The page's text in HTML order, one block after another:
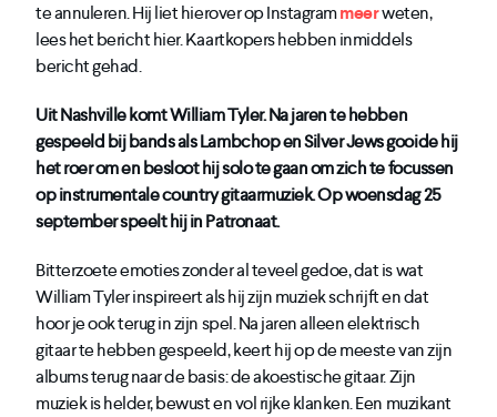
te annuleren. Hij liet hierover op Instagrammeerweten,
lees het bericht hier. Kaartkopers hebben inmiddels
bericht gehad.
Uit Nashville komt William Tyler. Na jaren te hebben
gespeeld bij bands als Lambchop en Silver Jews gooide hij
het roer om en besloot hij solo te gaan om zich te focussen
op instrumentale country gitaarmuziek. Op woensdag 25
september speelt hij in Patronaat.
Bitterzoete emoties zonder al teveel gedoe, dat is wat
William Tyler inspireert als hij zijn muziek schrijft en dat
hoor je ook terug in zijn spel. Na jaren alleen elektrisch
gitaar te hebben gespeeld, keert hij op de meeste van zijn
albums terug naar de basis: de akoestische gitaar. Zijn
muziek is helder, bewust en vol rijke klanken. Een muzikant